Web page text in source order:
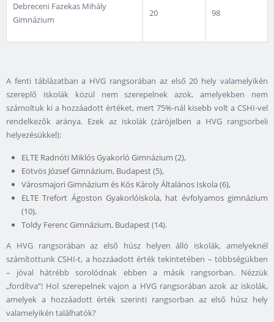
Debreceni Fazekas Mihály
Gimnázium
20 98
A fenti táblázatban a HVG rangsorában az első 20 hely valamelyikén
szereplő iskolák közül nem szerepelnek azok, amelyekben nem
számoltuk ki a hozzáadott értéket, mert 75%-nál kisebb volt a CSHI-vel
rendelkezők aránya. Ezek az iskolák (zárójelben a HVG rangsorbeli
helyezésükkel):
ELTE Radnóti Miklós Gyakorló Gimnázium (2),
Eötvös József Gimnázium, Budapest (5),
Városmajori Gimnázium és Kós Károly Általános Iskola (6),
ELTE Trefort Ágoston Gyakorlóiskola, hat évfolyamos gimnázium
(10),
Toldy Ferenc Gimnázium, Budapest (14).
A HVG rangsorában az első húsz helyen álló iskolák, amelyeknél
számítottunk CSHI-t, a hozzáadott érték tekintetében – többségükben
– jóval hátrébb sorolódnak ebben a másik rangsorban. Nézzük
„fordítva”! Hol szerepelnek vajon a HVG rangsorában azok az iskolák,
amelyek a hozzáadott érték szerinti rangsorban az első húsz hely
valamelyikén találhatók?